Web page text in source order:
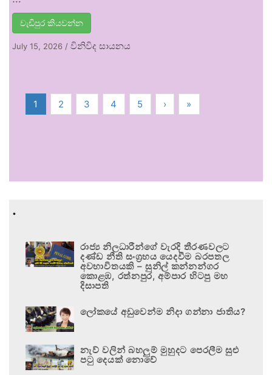
වැඩිපුර කියවන්න
July 15, 2026 / විනිවිද සායනය
1 2 3 4 5 › »
.
රාජ්‍ය නිලධාරීන්ගේ වැරදි තීරණවලට
දණ්ඩ නීති සංග්‍රහය යෙදවීම බරපතල
අවභාවිතයකි – සුනිල් කන්නන්ගර
කොළඹ, රත්නපුර, අම්පාර හිටපු මහ
දිසාපති
ලෝකයේ අඩුවෙන්ම නිදා ගන්නා ජාතිය?
නැව් වලින් බහලුම් මුහුදට පෙරලීම සුළු
පටු දෙයක් නොවේ